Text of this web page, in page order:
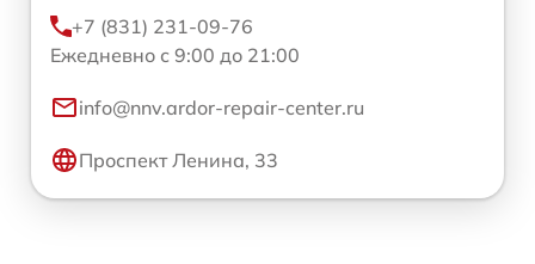
+7 (831) 231-09-76
Ежедневно с 9:00 до 21:00
info@nnv.ardor-repair-center.ru
Проспект Ленина, 33